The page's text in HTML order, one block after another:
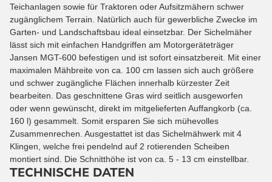
Teichanlagen sowie für Traktoren oder Aufsitzmähern schwer
zugänglichem Terrain. Natürlich auch für gewerbliche Zwecke im
Garten- und Landschaftsbau ideal einsetzbar. Der Sichelmäher
lässt sich mit einfachen Handgriffen am Motorgeräteträger
Jansen MGT-600 befestigen und ist sofort einsatzbereit. Mit einer
maximalen Mähbreite von ca. 100 cm lassen sich auch größere
und schwer zugängliche Flächen innerhalb kürzester Zeit
bearbeiten. Das geschnittene Gras wird seitlich ausgeworfen
oder wenn gewünscht, direkt im mitgelieferten Auffangkorb (ca.
160 l) gesammelt. Somit ersparen Sie sich mühevolles
Zusammenrechen. Ausgestattet ist das Sichelmähwerk mit 4
Klingen, welche frei pendelnd auf 2 rotierenden Scheiben
montiert sind. Die Schnitthöhe ist von ca. 5 - 13 cm einstellbar.
TECHNISCHE DATEN